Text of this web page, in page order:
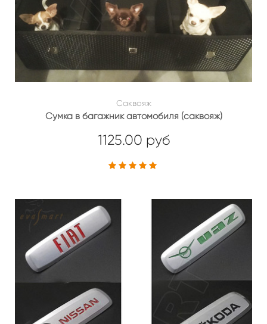
Саквояж
Сумка в багажник автомобиля (саквояж)
1125.00 руб